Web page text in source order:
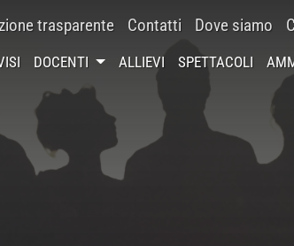
trasparente Contatti Dove siamo
DOCENTI ALLIEVI SPETTACOLI